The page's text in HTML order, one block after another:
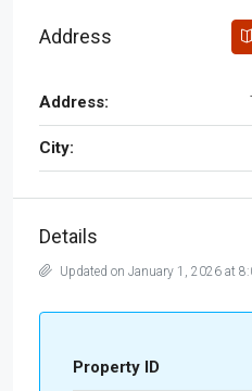
Address
Address:
City:
Details
Updated on January 1, 2026 at
Property ID